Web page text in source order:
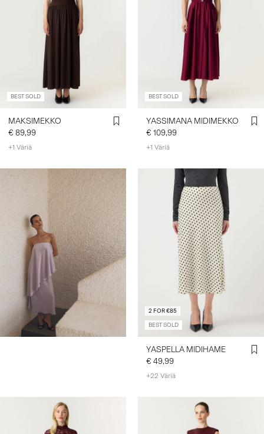
BEST SOLD
MAKSIMEKKO
€ 89,99
+1 Väriä
BEST SOLD
YASSIMANA MIDIMEKKO
€ 109,99
+1 Väriä
2 FOR €85
BEST SOLD
YASPELLA MIDIHAME
€ 49,99
+22 Väriä